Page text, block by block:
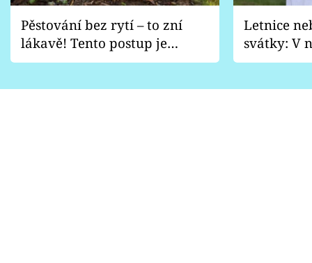
Pěstování bez rytí – to zní
lákavě! Tento postup je
vhodný jen pro některé
Letnice
svátky: V
pondělí